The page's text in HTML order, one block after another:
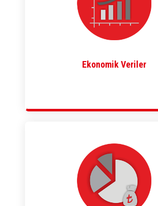
Ekonomik Veriler